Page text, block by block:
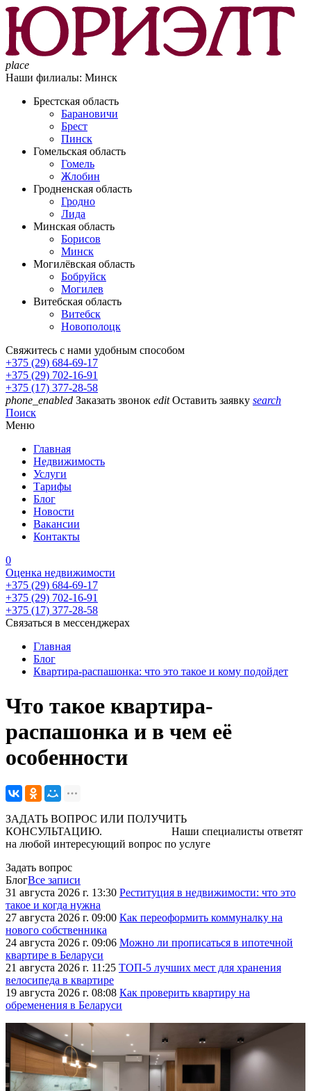
place
Наши филиалы: Минск
Брестская область
Барановичи
Брест
Пинск
Гомельская область
Гомель
Жлобин
Гродненская область
Гродно
Лида
Минская область
Борисов
Минск
Могилёвская область
Бобруйск
Могилев
Витебская область
Витебск
Новополоцк
Свяжитесь с нами удобным способом
+375 (29) 684-69-17
+375 (29) 702-16-91
+375 (17) 377-28-58
phone_enabled Заказать звонок edit Оставить заявку search
Поиск
Меню
Главная
Недвижимость
Услуги
Тарифы
Блог
Новости
Вакансии
Контакты
0
Оценка недвижимости
+375 (29) 684-69-17
+375 (29) 702-16-91
+375 (17) 377-28-58
Связаться в мессенджерах
Главная
Блог
Квартира-распашонка: что это такое и кому подойдет
Что такое квартира-
распашонка и в чем её
особенности
ЗАДАТЬ ВОПРОС ИЛИ ПОЛУЧИТЬ
КОНСУЛЬТАЦИЮ. Наши специалисты ответят
на любой интересующий вопрос по услуге
Задать вопрос
БлогВсе записи
31 августа 2026 г. 13:30 Реституция в недвижимости: что это
такое и когда нужна
27 августа 2026 г. 09:00 Как переоформить коммуналку на
нового собственника
24 августа 2026 г. 09:06 Можно ли прописаться в ипотечной
квартире в Беларуси
21 августа 2026 г. 11:25 ТОП-5 лучших мест для хранения
велосипеда в квартире
19 августа 2026 г. 08:08 Как проверить квартиру на
обременения в Беларуси